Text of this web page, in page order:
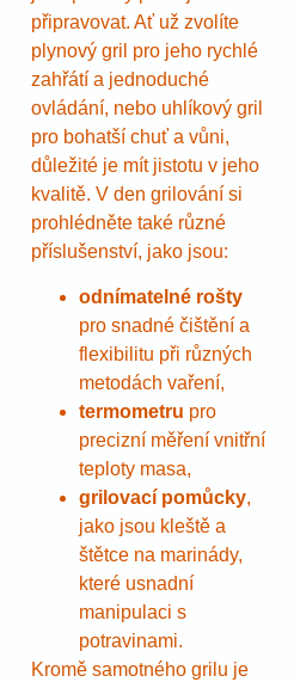
připravovat. Ať už zvolíte
plynový gril pro jeho rychlé
zahřátí a jednoduché
ovládání, nebo uhlíkový gril
pro bohatší chuť a vůni,
důležité je mít jistotu v jeho
kvalitě. V den grilování si
prohlédněte také různé
příslušenství, jako jsou:
odnímatelné rošty
pro snadné čištění a
flexibilitu při různých
metodách vaření,
termometru pro
precizní měření vnitřní
teploty masa,
grilovací pomůcky,
jako jsou kleště a
štětce na marinády,
které usnadní
manipulaci s
potravinami.
Kromě samotného grilu je